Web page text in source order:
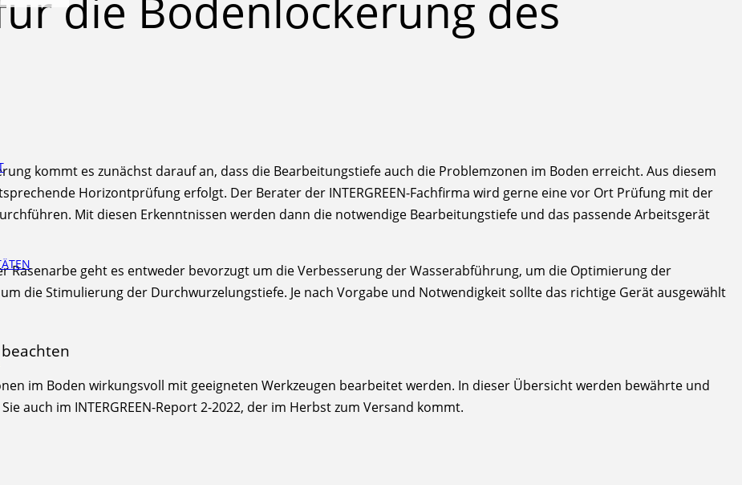
kommt es zunächst darauf an, dass die Bearbeitungstiefe auch die Problemzonen im Boden erreicht. Aus diesem
Horizontprüfung erfolgt. Der Berater der INTERGREEN-Fachfirma wird gerne eine vor Ort Prüfung mit der
Mit diesen Erkenntnissen werden dann die notwendige Bearbeitungstiefe und das passende Arbeitsgerät
Rasenarbe geht es entweder bevorzugt um die Verbesserung der Wasserabführung, um die Optimierung der
die Stimulierung der Durchwurzelungstiefe. Je nach Vorgabe und Notwendigkeit sollte das richtige Gerät ausgewählt
im Boden wirkungsvoll mit geeigneten Werkzeugen bearbeitet werden. In dieser Übersicht werden bewährte und
auch im INTERGREEN-Report 2-2022, der im Herbst zum Versand kommt.